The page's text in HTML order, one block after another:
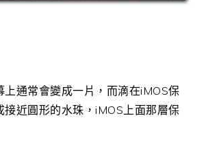
上通常會變成一片，而滴在iMOS保
接近圓形的水珠，iMOS上面那層保